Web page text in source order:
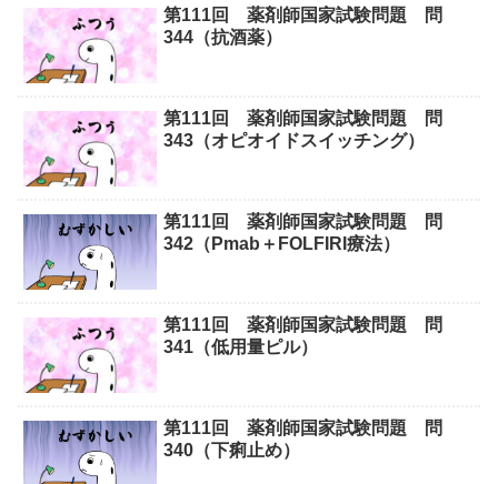
第111回 薬剤師国家試験問題 問
344（抗酒薬）
第111回 薬剤師国家試験問題 問
343（オピオイドスイッチング）
第111回 薬剤師国家試験問題 問
342（Pmab＋FOLFIRI療法）
第111回 薬剤師国家試験問題 問
341（低用量ピル）
第111回 薬剤師国家試験問題 問
340（下痢止め）